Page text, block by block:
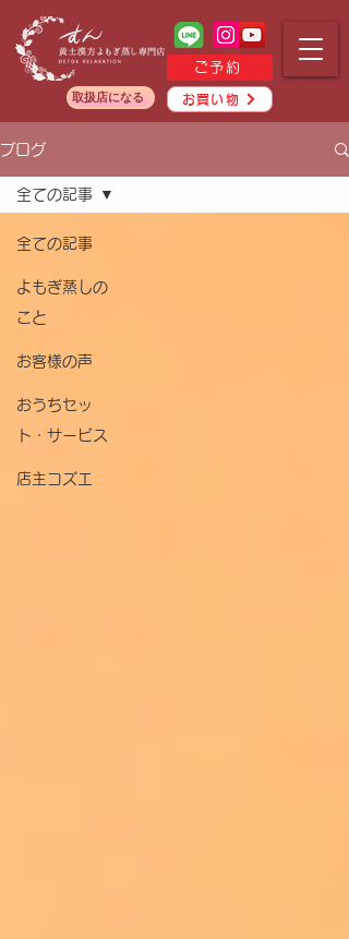
ご予約
お買い物
取扱店になる
ブログ
全ての記事
よもぎ蒸しの
こと
お客様の声
おうちセッ
ト・サービス
店主コズエ
全ての記事